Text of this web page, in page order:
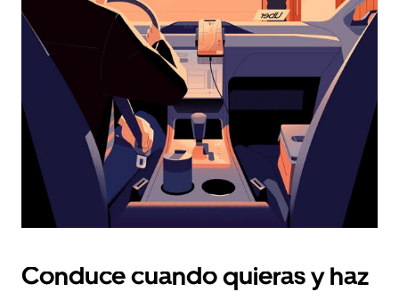
el
botón
escape
el
calendario.
Conduce cuando quieras y haz